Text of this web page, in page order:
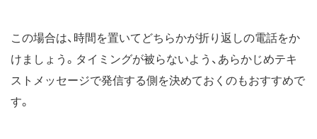
この場合は、時間を置いてどちらかが折り返しの電話をか
けましょう。タイミングが被らないよう、あらかじめテキ
ストメッセージで発信する側を決めておくのもおすすめで
す。